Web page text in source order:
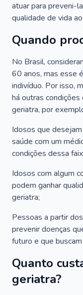
atuar para preveni-
qualidade de vida
Quando
No Brasil,
60 anos, mas esse
indivíduo. Por isso,
há outras condições
geriatra, por
Idosos que
saúde com um
condições dessa
Idosos com algum
podem ganhar
geriatra;
Pessoas a partir
prevenir doenças
futuro e que
Quanto
geriatra?